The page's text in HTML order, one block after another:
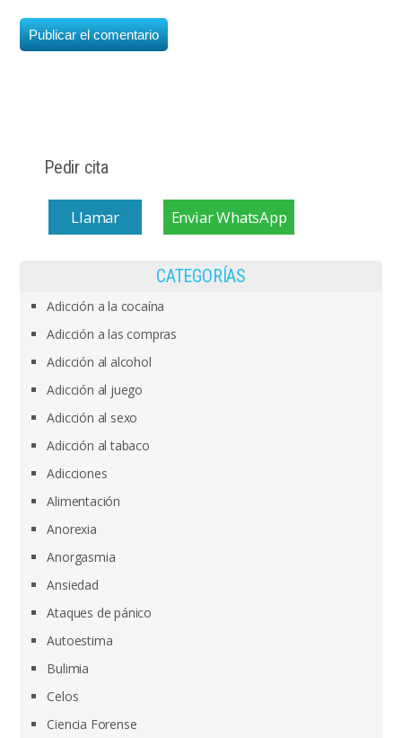
Pedir cita
Llamar Enviar WhatsApp
CATEGORÍAS
Adicción a la cocaína
Adicción a las compras
Adicción al alcohol
Adicción al juego
Adicción al sexo
Adicción al tabaco
Adicciones
Alimentación
Anorexia
Anorgasmia
Ansiedad
Ataques de pánico
Autoestima
Bulimia
Celos
Ciencia Forense